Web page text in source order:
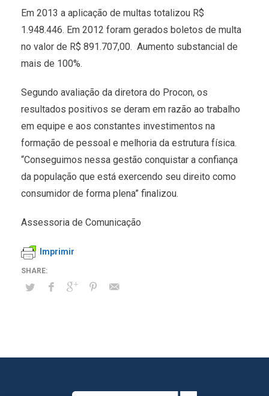
Em 2013 a aplicação de multas totalizou R$
1.948.446. Em 2012 foram gerados boletos de multa
no valor de R$ 891.707,00. Aumento substancial de
mais de 100%.
Segundo avaliação da diretora do Procon, os
resultados positivos se deram em razão ao trabalho
em equipe e aos constantes investimentos na
formação de pessoal e melhoria da estrutura física.
“Conseguimos nessa gestão conquistar a confiança
da população que está exercendo seu direito como
consumidor de forma plena” finalizou.
Assessoria de Comunicação
Imprimir